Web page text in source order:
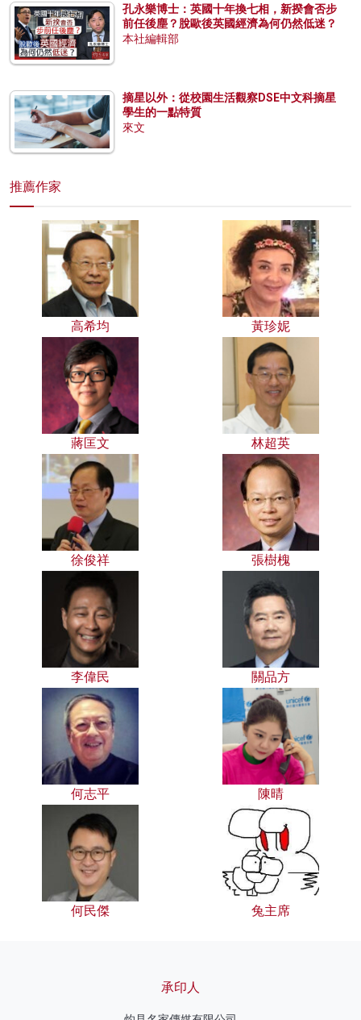
孔永樂博士：英國十年換七相，新揆會否步
前任後塵？脫歐後英國經濟為何仍然低迷？
本社編輯部
摘星以外：從校園生活觀察DSE中文科摘星
學生的一點特質
來文
推薦作家
高希均 黃珍妮
蔣匡文 林超英
徐俊祥 張樹槐
李偉民 關品方
何志平 陳晴
何民傑 兔主席
承印人